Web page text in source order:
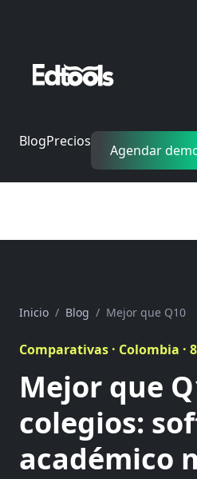
BlogPrecios
Agendar
Inicio Blog Mejor que Q10
Comparativas · Colombia ·
Mejor que
colegios:
académico